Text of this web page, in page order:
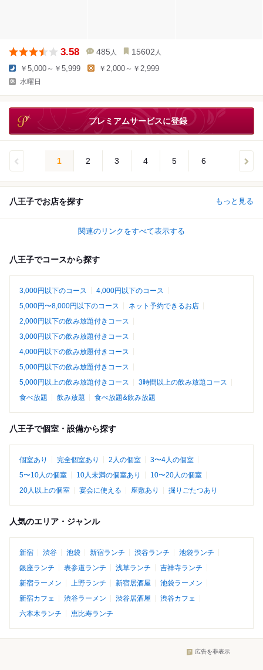
3.58 485 人 15602 人
￥5,000～￥5,999 ￥2,000～￥2,999
水曜日
プレミアムサービスに登録
1 2 3 4 5 6
八王子でお店を探す もっと見る
関連のリンクをすべて表示する
八王子でコースから探す
3,000円以下のコース
4,000円以下のコース
5,000円〜8,000円以下のコース
ネット予約できるお店
2,000円以下の飲み放題付きコース
3,000円以下の飲み放題付きコース
4,000円以下の飲み放題付きコース
5,000円以下の飲み放題付きコース
5,000円以上の飲み放題付きコース
3時間以上の飲み放題コース
食べ放題
飲み放題 食べ放題&飲み放題
八王子で個室・設備から探す
個室あり 完全個室あり 2人の個室
3〜4人の個室
5〜10人の個室
10人未満の個室あり
10〜20人の個室
20人以上の個室
宴会に使える 座敷あり 掘りごたつあり
人気のエリア・ジャンル
新宿 渋谷 池袋 新宿ランチ 渋谷ランチ
池袋ランチ
銀座ランチ
表参道ランチ 浅草ランチ
吉祥寺ランチ
新宿ラーメン
上野ランチ 新宿居酒屋
池袋ラーメン
新宿カフェ
渋谷ラーメン 渋谷居酒屋
渋谷カフェ
六本木ランチ
恵比寿ランチ
広告を非表示